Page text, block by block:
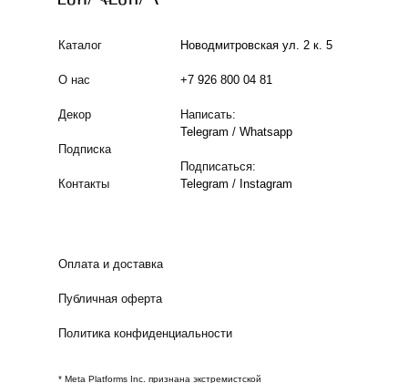
Оплата и доставка
Публичная оферта
Политика конфиденциальности
Каталог
О нас
Декор
Подписка
Контакты
Новодмитровская ул. 2 к. 5
+7 926 800 04 81
Написать:
Telegram / Whatsapp
Подписаться:
Telegram / Instagram
* Meta Platforms Inc. признана экстремистской